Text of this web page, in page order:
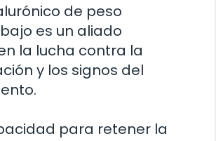
de peso
es un aliado
la lucha contra la
y los signos del
para retener la